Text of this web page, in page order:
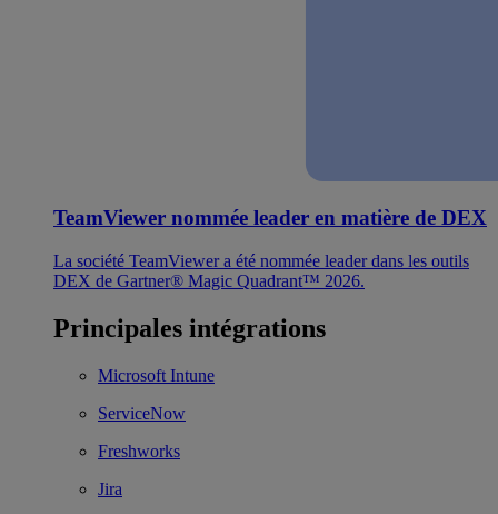
TeamViewer nommée leader en matière de DEX
La société TeamViewer a été nommée leader dans les outils
DEX de Gartner® Magic Quadrant™ 2026.
Principales intégrations
Microsoft Intune
ServiceNow
Freshworks
Jira